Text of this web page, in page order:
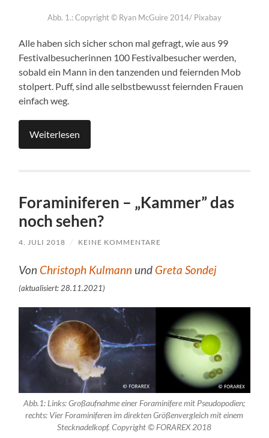
Abb. 1.:Copyright © Ryan McGuire 2014/ Pixabay
Alle haben sich sicher schon mal gefragt, wie aus 99
Festivalbesucherinnen 100 Festivalbesucher werden,
sobald ein Mann in den tanzenden und feiernden Mob
stolpert. Puff, sind alle selbstbewusst feiernden Frauen
einfach weg.
Weiterlesen
Foraminiferen – „Kammer” das
noch sehen?
4. JULI 2018 / KEINE KOMMENTARE
Von Christoph Kulmann und Greta Sondej
(aktualisiert: 28.11.2021)
Abb.1: Links: Großaufnahme einer Foraminifere mit Pseudopodien;
rechts: Vier Foraminiferen im direkten Größenvergleich mit einem
Stecknadelkopf. Copyright © FORAREX 2018